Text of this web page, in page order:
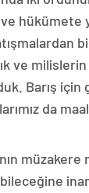
hükümete
ve
Barış
da
müzakere